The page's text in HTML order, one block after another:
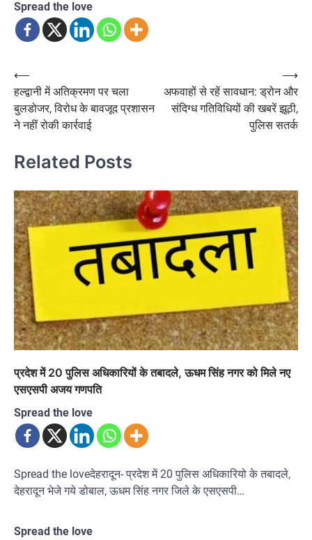
Spread the love
Post
navigation
⟵
हल्द्वानी में अतिक्रमण पर चला
बुलडोजर, विरोध के बावजूद प्रशासन
ने नहीं रोकी कार्रवाई
अफवाहों से रहें सावधान: ड्रोन और
संदिग्ध गतिविधियों की खबरें झूठी,
पुलिस सतर्क
⟶
Related Posts
प्रदेश में 20 पुलिस अधिकारियों के तबादले, ऊधम सिंह नगर को मिले नए
एसएसपी अजय गणपति
Spread the love
Spread the loveदेहरादून- प्रदेश में 20 पुलिस अधिकारियो के तबादले,
देहरादून भेजे गये डोबाल, ऊधम सिंह नगर जिले के एसएसपी…
Spread the love